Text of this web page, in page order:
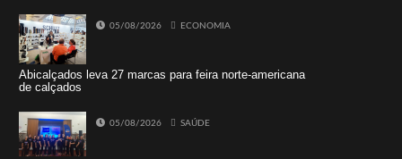
05/08/2026 ECONOMIA
Abicalçados leva 27 marcas para feira norte-americana
de calçados
05/08/2026 SAÚDE